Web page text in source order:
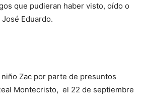
que pudieran haber visto, oído o
Eduardo.
Zac por parte de presuntos
Montecristo, el 22 de septiembre